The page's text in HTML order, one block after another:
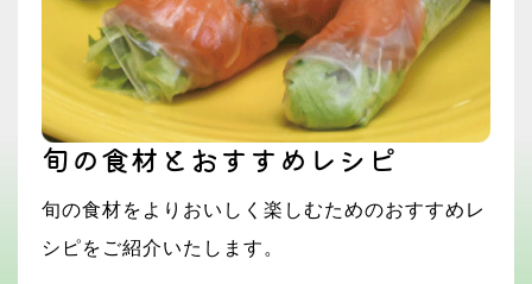
旬の食材とおすすめレシピ
旬の食材をよりおいしく楽しむためのおすすめレ
シピをご紹介いたします。